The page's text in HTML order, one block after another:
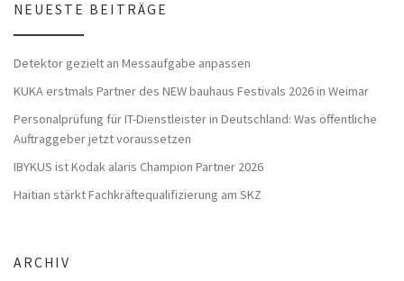
NEUESTE BEITRÄGE
Detektor gezielt an Messaufgabe anpassen
KUKA erstmals Partner des NEW bauhaus Festivals 2026 in Weimar
Personalprüfung für IT-Dienstleister in Deutschland: Was öffentliche
Auftraggeber jetzt voraussetzen
IBYKUS ist Kodak alaris Champion Partner 2026
Haitian stärkt Fachkräftequalifizierung am SKZ
ARCHIV